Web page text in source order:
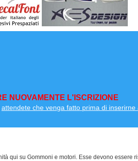
NUOVAMENTE L'ISCRIZIONE
attendete che venga fatto prima di inserirne
qui su Gommoni e motori. Esse devono essere